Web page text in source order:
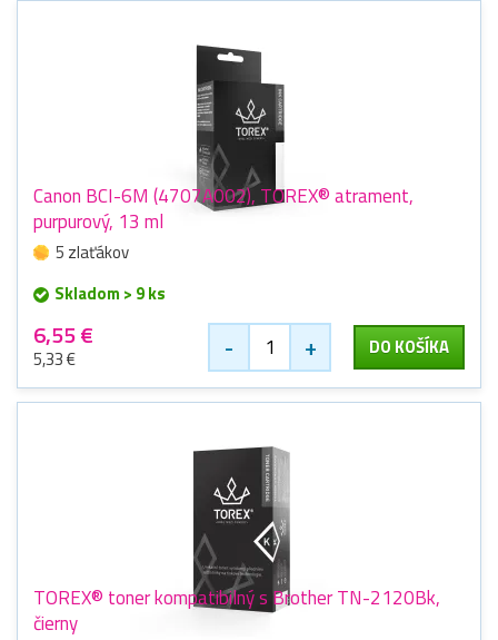
Canon BCI-6M (4707A002), TOREX® atrament,
purpurový, 13 ml
5 zlaťákov
Skladom > 9 ks
6,55 €
5,33 € - + DO KOŠÍKA
TOREX® toner kompatibilný s Brother TN-2120Bk,
čierny